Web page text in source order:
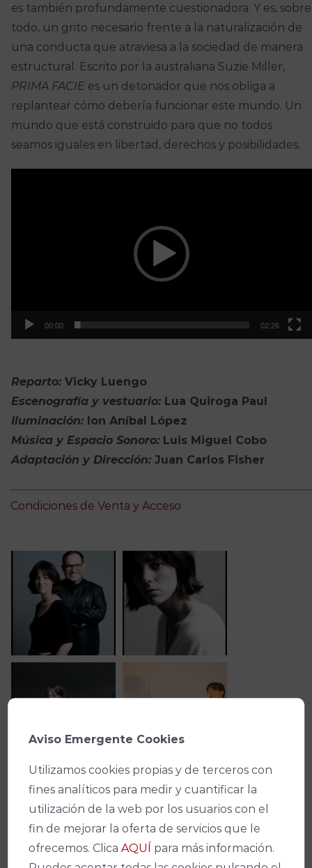
es también profundamente cuestionadora. Y es, sobre
todo, un grito necesario frente a la naturalización de
una conducta que atraviesa a la sociedad de manera
estructural. Escrito por la australiana Suzie Miller,
PRIMA FACIEes un detonador que nos obliga a
replantear cómo debería funcionar este mundo. Un
mundo que está construido para que no todos
seamos iguales en libertad, derechos y posibilidades.
00:00 02:26
Reparto:Vicky Luengo
Escenografía y vestuario:Lua Quiroga Paul
Iluminación:Ion Aníbal López
Música y Espacio Sonoro:Luis Miguel Cobo
Adaptación y Dirección:Juan Carlos Fisher
Condiciones de Venta y Acceso
Aviso Emergente Cookies
Utilizamos cookies propias y de terceros con
fines analíticos para medir y cuantificar la
utilización de la web por los usuarios con el
fin de mejorar la oferta de servicios que le
ofrecemos. ClicaAQUÍ
para más información.